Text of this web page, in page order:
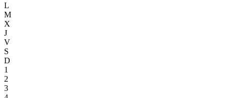
L
M
X
J
V
S
D
1
2
3